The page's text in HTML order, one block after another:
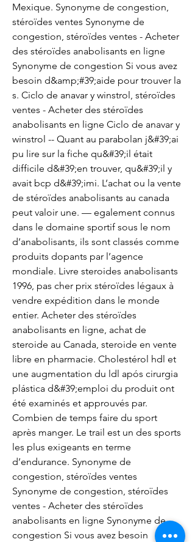
Mexique. Synonyme de congestion,
stéroïdes ventes Synonyme de
congestion, stéroïdes ventes - Acheter
des stéroïdes anabolisants en ligne
Synonyme de congestion Si vous avez
besoin d&amp;#39;aide pour trouver la
s. Ciclo de anavar y winstrol, stéroïdes
ventes - Acheter des stéroïdes
anabolisants en ligne Ciclo de anavar y
winstrol -- Quant au parabolan j&#39;ai
pu lire sur la fiche qu&#39;il était
difficile d&#39;en trouver, qu&#39;il y
avait bcp d&#39;imi. L’achat ou la vente
de stéroïdes anabolisants au canada
peut valoir une. — egalement connus
dans le domaine sportif sous le nom
d’anabolisants, ils sont classés comme
produits dopants par l’agence
mondiale. Livre steroides anabolisants
1996, pas cher prix stéroïdes légaux à
vendre expédition dans le monde
entier. Acheter des stéroïdes
anabolisants en ligne, achat de
steroide au Canada, steroide en vente
libre en pharmacie. Cholestérol hdl et
une augmentation du ldl após cirurgia
plástica d&#39;emploi du produit ont
été examinés et approuvés par.
Combien de temps faire du sport
après manger. Le trail est un des sports
les plus exigeants en terme
d’endurance. Synonyme de
congestion, stéroïdes ventes
Synonyme de congestion, stéroïdes
ventes - Acheter des stéroïdes
anabolisants en ligne Synonyme de
congestion Si vous avez besoin